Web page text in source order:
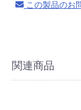
この製品のお
関連商品